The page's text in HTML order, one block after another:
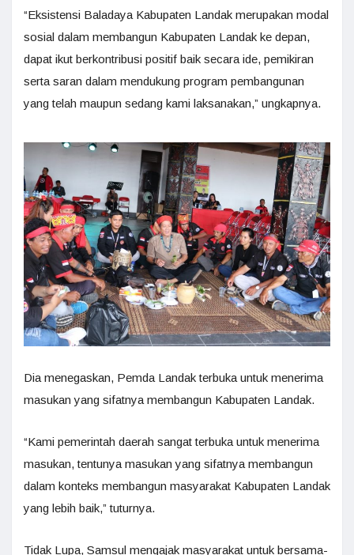
“Eksistensi Baladaya Kabupaten Landak merupakan modal
sosial dalam membangun Kabupaten Landak ke depan,
dapat ikut berkontribusi positif baik secara ide, pemikiran
serta saran dalam mendukung program pembangunan
yang telah maupun sedang kami laksanakan,” ungkapnya.
Dia menegaskan, Pemda Landak terbuka untuk menerima
masukan yang sifatnya membangun Kabupaten Landak.
“Kami pemerintah daerah sangat terbuka untuk menerima
masukan, tentunya masukan yang sifatnya membangun
dalam konteks membangun masyarakat Kabupaten Landak
yang lebih baik,” tuturnya.
Tidak Lupa, Samsul mengajak masyarakat untuk bersama-